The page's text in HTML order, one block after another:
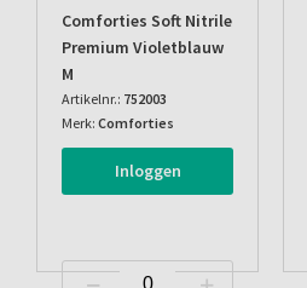
Comforties Soft Nitrile
Premium Violetblauw
M
Artikelnr.: 752003
Merk: Comforties
Inloggen